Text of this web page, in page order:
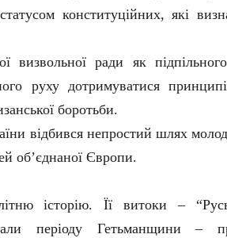
конституційних, які
визвольної ради як
руху дотримуватися
боротьби.
відбився непростий шлях
об’єднаної Європи.
історію. Її витоки –
періоду Гетьманщини –